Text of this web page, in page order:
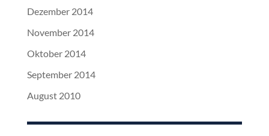
Dezember 2014
November 2014
Oktober 2014
September 2014
August 2010